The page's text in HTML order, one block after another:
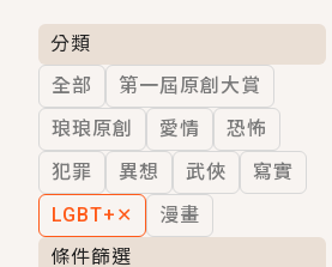
小編心動書單｜《
GL｜《夏日與檸檬
BL｜《費洛蒙中毒
OMG你嚇到我了｜
言情｜《國語推行
分類
全部
第一屆原創大賞
琅琅原創
愛情
恐怖
犯罪
異想 武俠
寫實
LGBT+ ✕
漫畫
條件篩選